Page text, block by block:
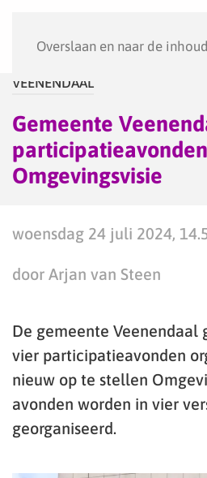
Overslaan en naar de
VEENENDAAL
Gemeente
Omgevingsvisie
woensdag 24 juli 2024,
door Arjan van Steen
De gemeente Veenendaal
vier participatieavonden
nieuw op te stellen
avonden worden in vier
georganiseerd.